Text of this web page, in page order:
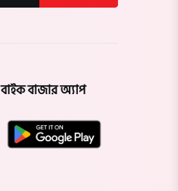
বাইক বাজার অ্যাপ